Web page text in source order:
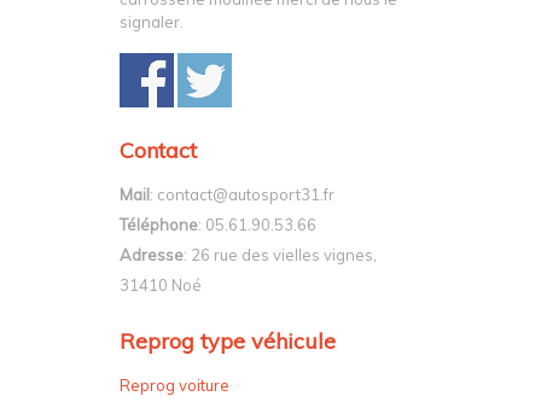
attelage, merci de le monter.
Si votre véhicule est rabaissé /
carrosserie modifiée merci de nous le
signaler.
Contact
Mail: contact@autosport31.fr
Téléphone: 05.61.90.53.66
31410 Noé